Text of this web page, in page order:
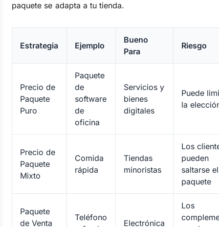
paquete se adapta a tu tienda.
Estrategia Ejemplo
Bueno
Para
Riesgo
Precio de
Paquete
Puro
Paquete
de
software
de
oficina
Servicios y
bienes
digitales
Puede
la
Precio de
Paquete
Mixto
Comida
rápida
Tiendas
minoristas
Los
pueden
saltarse el
paquete
Paquete
de Venta
Teléfono
Electrónica
Los